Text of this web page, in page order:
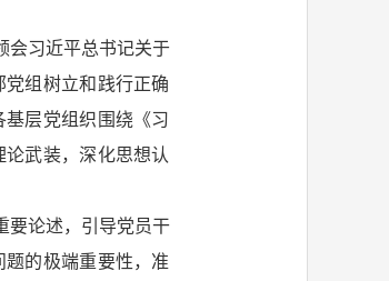
会习近平总书记关于
组树立和践行正确
层党组织围绕《习
武装，深化思想认
要论述，引导党员干
的极端重要性，准